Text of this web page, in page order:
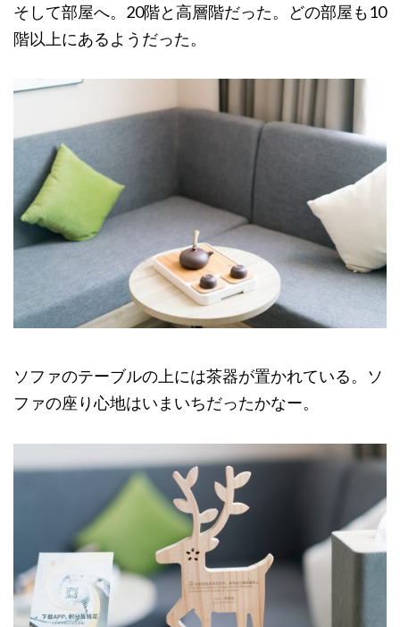
そして部屋へ。20階と高層階だった。どの部屋も10
階以上にあるようだった。
ソファのテーブルの上には茶器が置かれている。ソ
ファの座り心地はいまいちだったかなー。